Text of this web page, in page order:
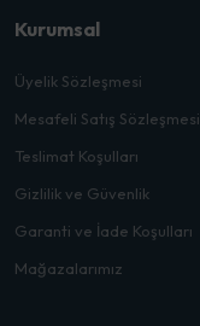
Kurumsal
Üyelik Sözleşmesi
Mesafeli Satış Sözleşmesi
Teslimat Koşulları
Gizlilik ve Güvenlik
Garanti ve İade Koşulları
Mağazalarımız